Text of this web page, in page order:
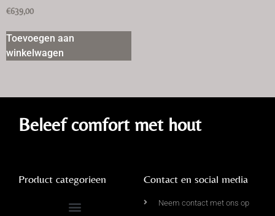
€639,00
Toevoegen aan
winkelwagen
Beleef comfort met hout
Product categorieen Contact en social media
Neem contact met ons op